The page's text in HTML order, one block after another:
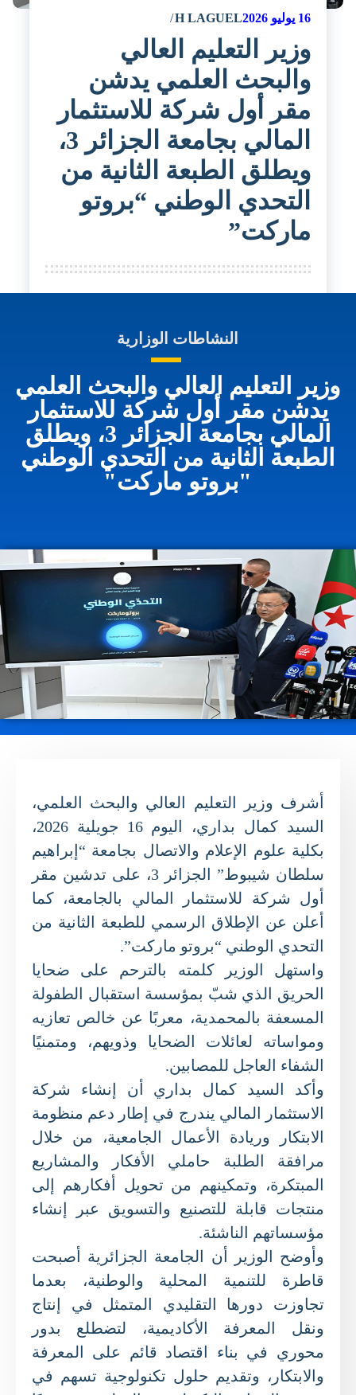
16يوليو 2026 H LAGUEL
وزير التعليم العالي
والبحث العلمي يدشن
مقر أول شركة للاستثمار
المالي بجامعة الجزائر 3،
ويطلق الطبعة الثانية من
التحدي الوطني “بروتو
ماركت”
النشاطات الوزارية
وزير التعليم العالي والبحث العلمي
يدشن مقر أول شركة للاستثمار
المالي بجامعة الجزائر 3، ويطلق
الطبعة الثانية من التحدي الوطني
"بروتو ماركت"
أشرف وزير التعليم العالي والبحث العلمي،
السيد كمال بداري، اليوم 16 جويلية 2026،
بكلية علوم الإعلام والاتصال بجامعة “إبراهيم
سلطان شيبوط” الجزائر 3، على تدشين مقر
أول شركة للاستثمار المالي بالجامعة، كما
أعلن عن الإطلاق الرسمي للطبعة الثانية من
التحدي الوطني “بروتو ماركت”.
واستهل الوزير كلمته بالترحم على ضحايا
الحريق الذي شبّ بمؤسسة استقبال الطفولة
المسعفة بالمحمدية، معربًا عن خالص تعازيه
ومواساته لعائلات الضحايا وذويهم، ومتمنيًا
الشفاء العاجل للمصابين.
وأكد السيد كمال بداري أن إنشاء شركة
الاستثمار المالي يندرج في إطار دعم منظومة
الابتكار وريادة الأعمال الجامعية، من خلال
مرافقة الطلبة حاملي الأفكار والمشاريع
المبتكرة، وتمكينهم من تحويل أفكارهم إلى
منتجات قابلة للتصنيع والتسويق عبر إنشاء
مؤسساتهم الناشئة.
وأوضح الوزير أن الجامعة الجزائرية أصبحت
قاطرة للتنمية المحلية والوطنية، بعدما
تجاوزت دورها التقليدي المتمثل في إنتاج
ونقل المعرفة الأكاديمية، لتضطلع بدور
محوري في بناء اقتصاد قائم على المعرفة
والابتكار، وتقديم حلول تكنولوجية تسهم في